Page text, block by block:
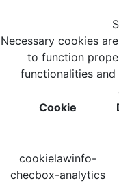
Necessary cookies
to function
functionalities
Cookie
cookielawinfo-
checbox-analytics